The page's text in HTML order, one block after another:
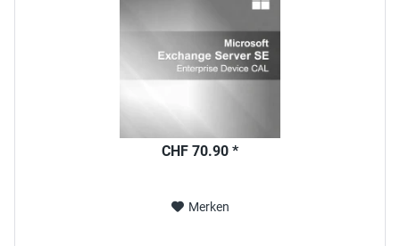
CHF 70.90 *
Merken